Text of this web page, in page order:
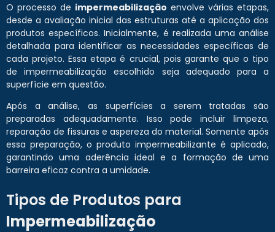
O processo de impermeabilização envolve várias etapas,
desde a avaliação inicial das estruturas até a aplicação dos
produtos específicos. Inicialmente, é realizada uma análise
detalhada para identificar as necessidades específicas de
cada projeto. Essa etapa é crucial, pois garante que o tipo
de impermeabilização escolhido seja adequado para a
superfície em questão.
Após a análise, as superfícies a serem tratadas são
preparadas adequadamente. Isso pode incluir limpeza,
reparação de fissuras e aspereza do material. Somente após
essa preparação, o produto impermeabilizante é aplicado,
garantindo uma aderência ideal e a formação de uma
barreira eficaz contra a umidade.
Tipos de Produtos para
Impermeabilização